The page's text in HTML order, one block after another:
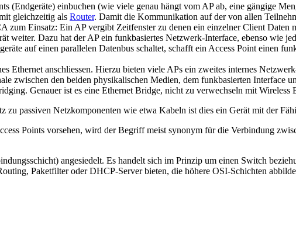
(Endgeräte) einbuchen (wie viele genau hängt vom AP ab, eine gängige
gleichzeitig als Router. Damit die Kommunikation auf der von allen
Einsatz: Ein AP vergibt Zeitfenster zu denen ein einzelner Client Daten
weiter. Dazu hat der AP ein funkbasiertes Netzwerk-Interface, ebenso wie
auf einen parallelen Datenbus schaltet, schafft ein Access Point einen
Ethernet anschliessen. Hierzu bieten viele APs ein zweites internes
zwischen den beiden physikalischen Medien, dem funkbasierten Interface
Genauer ist es eine Ethernet Bridge, nicht zu verwechseln mit Wireless
passiven Netzkomponenten wie etwa Kabeln ist dies ein Gerät mit der
Points vorsehen, wird der Begriff meist synonym für die Verbindung
angesiedelt. Es handelt sich im Prinzip um einen Switch
Paketfilter oder DHCP-Server bieten, die höhere OSI-Schichten